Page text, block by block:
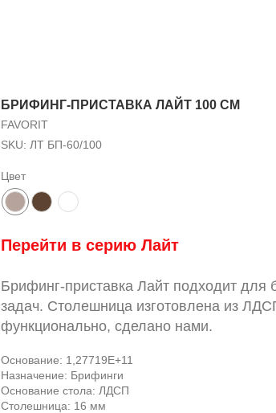
БРИФИНГ-ПРИСТАВКА ЛАЙТ 100 СМ
FAVORIT
SKU: ЛТ БП-60/100
Цвет
Перейти в серию Лайт
Брифинг-приставка Лайт подходит для
задач. Столешница изготовлена из
функционально, сделано нами.
Основание: 1,27719E+11
Назначение: Брифинги
Основание стола: ЛДСП
Столешница: 16 мм